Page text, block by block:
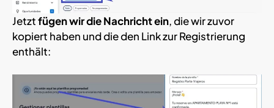
Jetztfügen wir die Nachricht ein, die wir zuvor
kopiert haben und die den Link zur Registrierung
enthält: